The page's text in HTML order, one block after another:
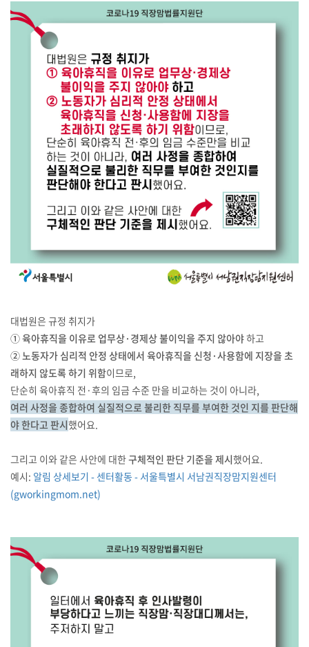
대법원은 규정 취지가
① 육아휴직을 이유로 업무상·경제상 불이익을 주지 않아야하고
② 노동자가 심리적 안정 상태에서 육아휴직을 신청·사용함에 지장을 초
래하지 않도록 하기 위함이므로,
단순히 육아휴직 전·후의 임금 수준 만을 비교하는 것이 아니라,
여러 사정을 종합하여 실질적으로 불리한 직무를 부여한 것인 지를 판단해
야 한다고 판시했어요.
그리고 이와 같은 사안에 대한구체적인 판단 기준을 제시했어요.
예시: 알림 상세보기 - 센터활동 - 서울특별시 서남권직장맘지원센터
(gworkingmom.net)